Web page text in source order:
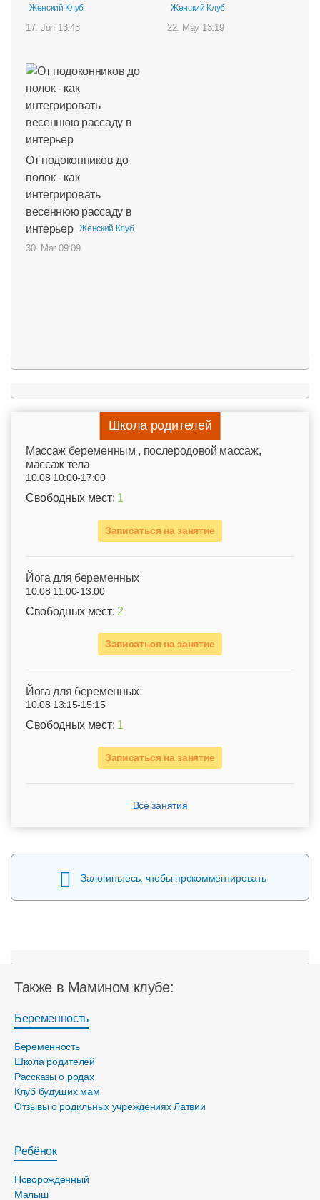
Женский Клуб
17. Jun 13:43
Женский Клуб
22. May 13:19
От подоконников до
полок - как
интегрировать
весеннюю рассаду в
интерьер
Женский Клуб
30. Mar 09:09
Школа родителей
Mассаж беременным , послеродовой массаж,
массаж тела
10.08 10:00-17:00
Свободных мест: 1
Записаться на занятие
Йога для беременных
10.08 11:00-13:00
Свободных мест: 2
Записаться на занятие
Йога для беременных
10.08 13:15-15:15
Свободных мест: 1
Записаться на занятие
Все занятия
Залогиньтесь, чтобы прокомментировать
Также в Мамином клубе:
Беременность
Беременность
Школа родителей
Рассказы о родах
Клуб будущих мам
Отзывы о родильных учреждениях Латвии
Ребёнок
Новорожденный
Малыш